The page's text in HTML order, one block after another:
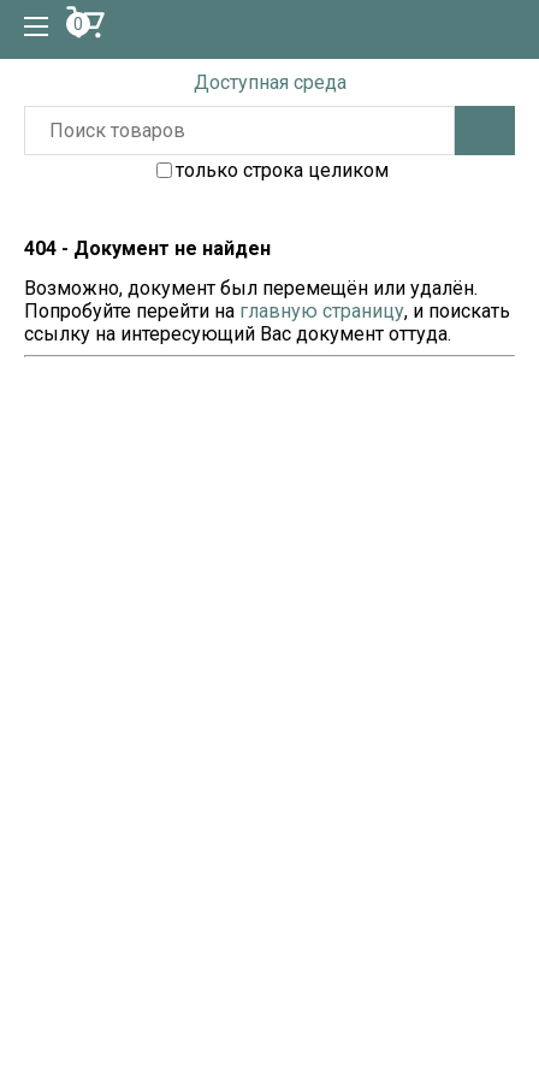
0
Доступная среда
только строка целиком
404 - Документ не найден
Возможно, документ был перемещён или удалён.
Попробуйте перейти на главную страницу, и поискать
ссылку на интересующий Вас документ оттуда.